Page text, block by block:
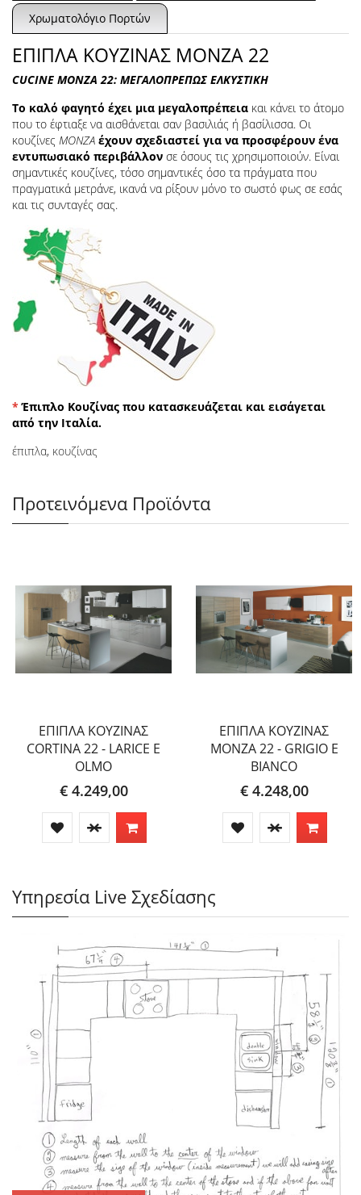
Χρωματολόγιο Πορτών
ΕΠΙΠΛΑ ΚΟΥΖΙΝΑΣ MONZA 22
CUCINE MONZA 22: ΜΕΓΑΛΟΠΡΕΠΩΣ ΕΛΚΥΣΤΙΚΗ
Το καλό φαγητό έχει μια μεγαλοπρέπεια και κάνει το άτομο
που το έφτιαξε να αισθάνεται σαν βασιλιάς ή βασίλισσα. Οι
κουζίνες MONZA έχουν σχεδιαστεί για να προσφέρουν ένα
εντυπωσιακό περιβάλλον σε όσους τις χρησιμοποιούν. Είναι
σημαντικές κουζίνες, τόσο σημαντικές όσο τα πράγματα που
πραγματικά μετράνε, ικανά να ρίξουν μόνο το σωστό φως σε εσάς
και τις συνταγές σας.
* Έπιπλο Κουζίνας που κατασκευάζεται και εισάγεται
από την Ιταλία.
έπιπλα, κουζίνας
Προτεινόμενα Προϊόντα
ΕΠΙΠΛΑ ΚΟΥΖΙΝΑΣ
CORTINA 22 - LARICE E
OLMO
€ 4.249,00
ΕΠΙΠΛΑ ΚΟΥΖΙΝΑΣ
MONZA 22 - GRIGIO E
BIANCO
€ 4.248,00
Υπηρεσία Live Σχεδίασης